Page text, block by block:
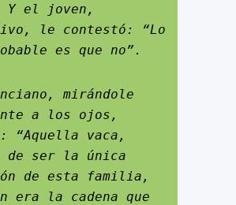
Y el joven,
le contestó: “Lo
es que no”.
mirándole
a los ojos,
“Aquella vaca,
de ser la única
de esta familia,
era la cadena que